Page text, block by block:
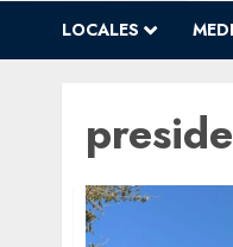
LOCALES